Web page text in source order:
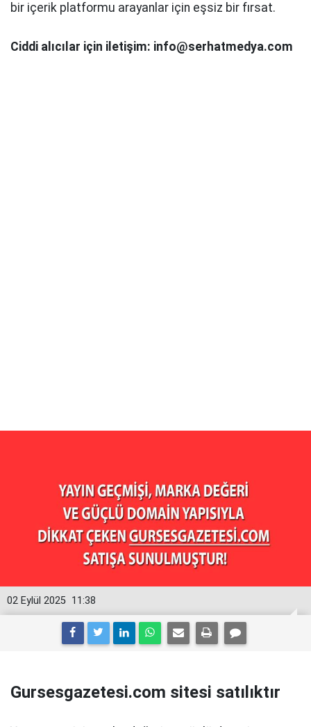
bir içerik platformu arayanlar için eşsiz bir fırsat.
Ciddi alıcılar için iletişim: info@serhatmedya.com
11:38
02 Eylül 2025
Gursesgazetesi.com sitesi satılıktır